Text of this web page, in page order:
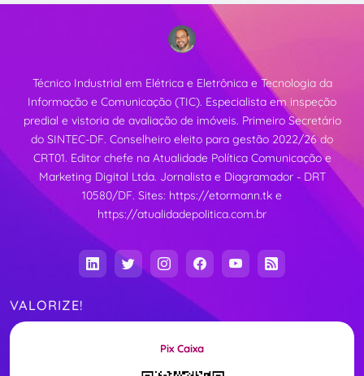
Técnico Industrial em Elétrica e Eletrônica e Tecnologia da
Informação e Comunicação (TIC). Especialista em inspeção
predial e vistoria de avaliação de imóveis. Primeiro Secretário
do SINTEC-DF. Conselheiro eleito para gestão 2022/26 do
CRT01. Editor chefe na Atualidade Política Comunicação e
Marketing Digital Ltda. Jornalista e Diagramador - DRT
10580/DF. Sites: https://etormann.tk e
https://atualidadepolitica.com.br
VALORIZE!
Pix Caixa